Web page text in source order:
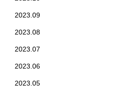
2023.09
2023.08
2023.07
2023.06
2023.05